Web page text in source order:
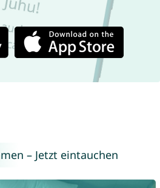
– Jetzt eintauchen